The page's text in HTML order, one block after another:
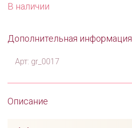
В наличии
Дополнительная информация
Арт: gr_0017
Описание